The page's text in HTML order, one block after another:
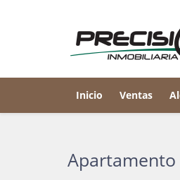
Inicio Ventas
Apartamento